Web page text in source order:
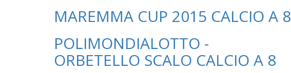
MAREMMA CUP 2015 CALCIO A 8
POLIMONDIALOTTO -
ORBETELLO SCALO CALCIO A 8